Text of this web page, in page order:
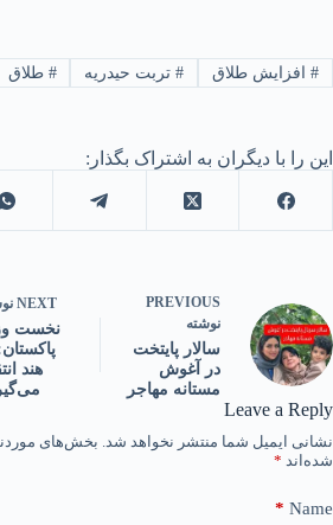
#افزایش طلاق #تربت حیدریه # طلاق
این را با دیگران به اشتراک بگذار:
PREVIOUS
نوشته
سالار پایتخت
در آغوش
مستانه مهاجر
NEXT
نخست
هند
Leave a Reply
نشانی ایمیل شما منتشر نخواهد شد. بخش‌های
شده‌اند *
Name
*